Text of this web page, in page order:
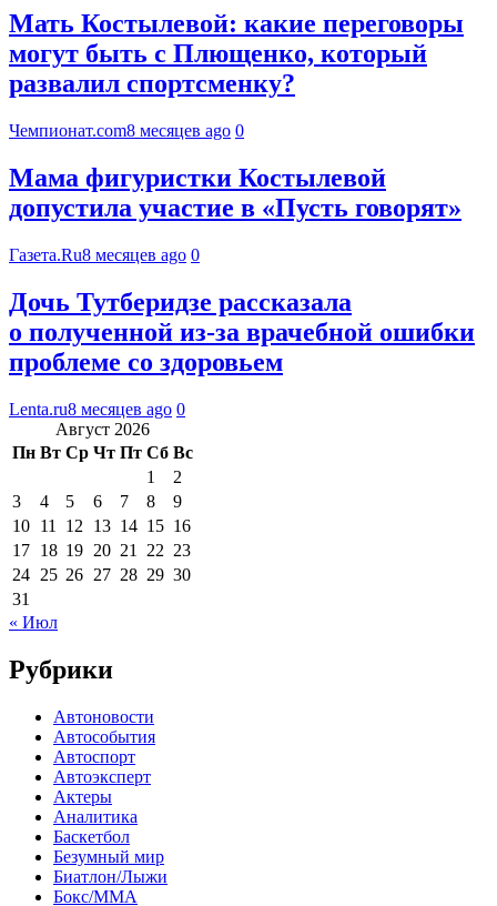
Мать Костылевой: какие переговоры
могут быть с Плющенко, который
развалил спортсменку?
Чемпионат.com8 месяцев ago 0
Мама фигуристки Костылевой
допустила участие в «Пусть говорят»
Газета.Ru8 месяцев ago 0
Дочь Тутберидзе рассказала
о полученной из-за врачебной ошибки
проблеме со здоровьем
Lenta.ru8 месяцев ago 0
Август 2026
Пн Вт Ср Чт Пт Сб Вс
1
2
3
4 5 6 7 8
9
10 11 12 13 14 15 16
17 18 19 20 21 22 23
24 25 26 27 28 29 30
31
« Июл
Рубрики
Автоновости
Автособытия
Автоспорт
Автоэксперт
Актеры
Аналитика
Баскетбол
Безумный мир
Биатлон/Лыжи
Бокс/MMA